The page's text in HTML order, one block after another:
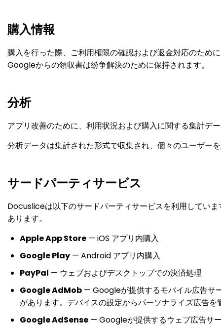
購入情報
購入を行った際、ご利用権限の確認および返金対応のため
Googleからの領収書は紛争解決のために保持されます。
分析
アプリ改善のために、利用状況および購入に関する集計デ
分析データは集計された形式で収集され、個々のユーザー
サードパーティサービス
Docusliceは以下のサードパーティサービスを利用してい
あります。
Apple App Store — iOS アプリ内購入
Google Play — Android アプリ内購入
PayPal — ウェブおよびデスクトップでの決済処理
Google AdMob — Googleが提供するモバイル広告サ
があります。デバイスの設定からパーソナライズ広告
Google AdSense — Googleが提供するウェブ広告サ